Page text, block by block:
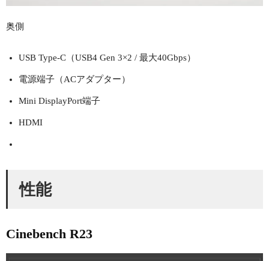
奥側
USB Type-C（USB4 Gen 3×2 / 最大40Gbps）
電源端子（ACアダプター）
Mini DisplayPort端子
HDMI
性能
Cinebench R23